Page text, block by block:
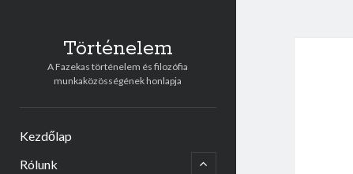
Történelem
A Fazekas történelem és filozófia
munkaközösségének honlapja
Kezdőlap
Rólunk
open
child